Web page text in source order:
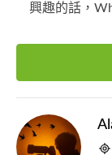
興趣的話，